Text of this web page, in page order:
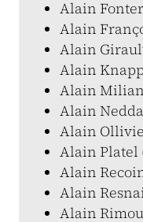
Alain
Alain
Alain
Alain
Alain
Alain
Alain
Alain Platel
Alain
Alain
Alain